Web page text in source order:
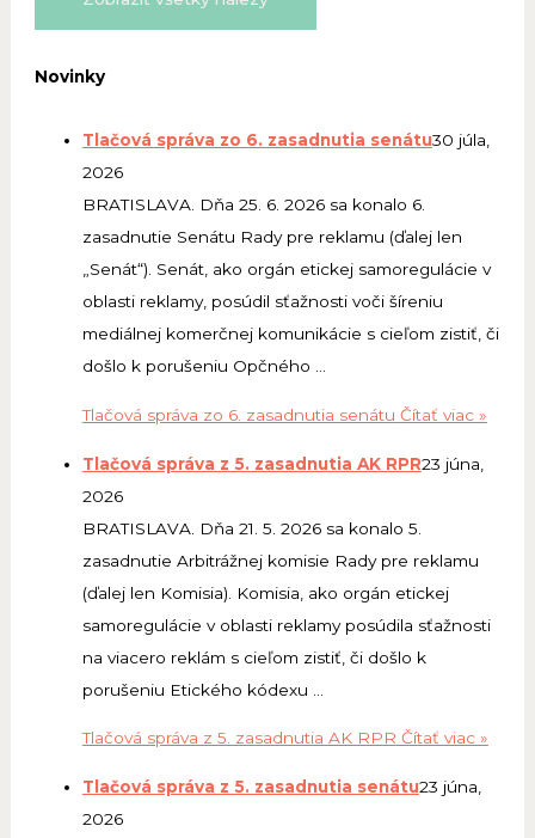
Novinky
Tlačová správa zo 6. zasadnutia senátu30 júla,
2026
BRATISLAVA. Dňa 25. 6. 2026 sa konalo 6.
zasadnutie Senátu Rady pre reklamu (ďalej len
„Senát“). Senát, ako orgán etickej samoregulácie v
oblasti reklamy, posúdil sťažnosti voči šíreniu
mediálnej komerčnej komunikácie s cieľom zistiť, či
došlo k porušeniu Opčného …
Tlačová správa zo 6. zasadnutia senátu Čítať viac »
Tlačová správa z 5. zasadnutia AK RPR23 júna,
2026
BRATISLAVA. Dňa 21. 5. 2026 sa konalo 5.
zasadnutie Arbitrážnej komisie Rady pre reklamu
(ďalej len Komisia). Komisia, ako orgán etickej
samoregulácie v oblasti reklamy posúdila sťažnosti
na viacero reklám s cieľom zistiť, či došlo k
porušeniu Etického kódexu …
Tlačová správa z 5. zasadnutia AK RPR Čítať viac »
Tlačová správa z 5. zasadnutia senátu23 júna,
2026